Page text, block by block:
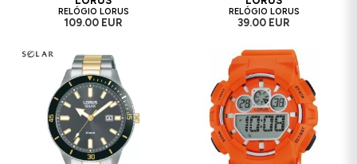
RELÓGIO LORUS
109.00 EUR
RELÓGIO LORUS
39.00 EUR